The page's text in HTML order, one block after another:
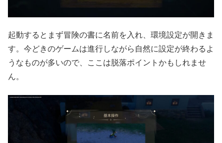
起動するとまず冒険の書に名前を入れ、環境設定が開きま
す。今どきのゲームは進行しながら自然に設定が終わるよ
うなものが多いので、ここは脱落ポイントかもしれませ
ん。